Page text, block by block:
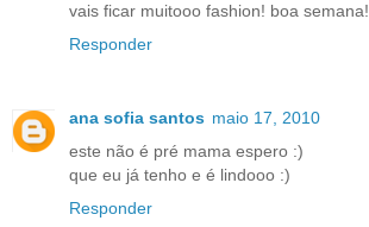
vais ficar muitooo fashion! boa semana!
Responder
ana sofia santos maio 17, 2010
este não é pré mama espero :)
que eu já tenho e é lindooo :)
Responder